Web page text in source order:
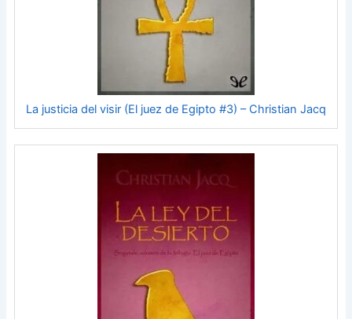
La justicia del visir (El juez de Egipto #3) – Christian Jacq